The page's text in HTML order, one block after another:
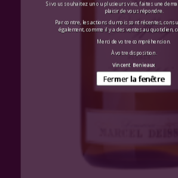
Si vous souhaitez un ou plusieurs vins, faites une
plaisir de vous répondre.
Par contre, les actions du mois sont récentes,
également, comme il y a des ventes au quotidien,
Merci de votre compréhension.
À votre disposition.
Vincent Benieaux
Fermer la fenêtre